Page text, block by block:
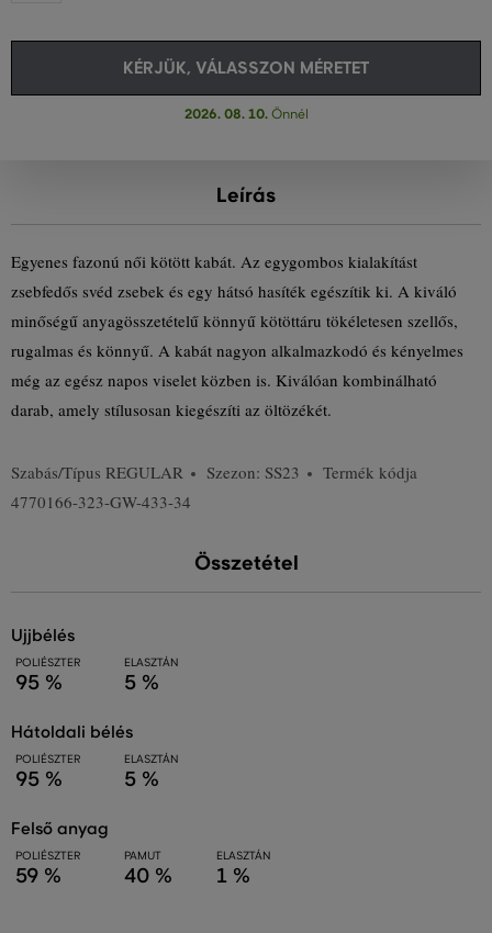
KÉRJÜK, VÁLASSZON MÉRETET
2026. 08. 10.Önnél
Leírás
Egyenes fazonú női kötött kabát. Az egygombos kialakítást
zsebfedős svéd zsebek és egy hátsó hasíték egészítik ki. A kiváló
minőségű anyagösszetételű könnyű kötöttáru tökéletesen szellős,
rugalmas és könnyű. A kabát nagyon alkalmazkodó és kényelmes
még az egész napos viselet közben is. Kiválóan kombinálható
darab, amely stílusosan kiegészíti az öltözékét.
Szabás/Típus REGULAR Szezon: SS23
Termék kódja
4770166-323-GW-433-34
Összetétel
ujjbélés
POLIÉSZTER
95 %
ELASZTÁN
5 %
hátoldali bélés
POLIÉSZTER
95 %
ELASZTÁN
5 %
felső anyag
POLIÉSZTER
59 %
PAMUT
40 %
ELASZTÁN
1 %